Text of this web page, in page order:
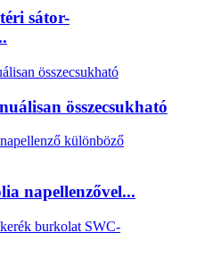
sátor-
összecsukható
napellenzővel...